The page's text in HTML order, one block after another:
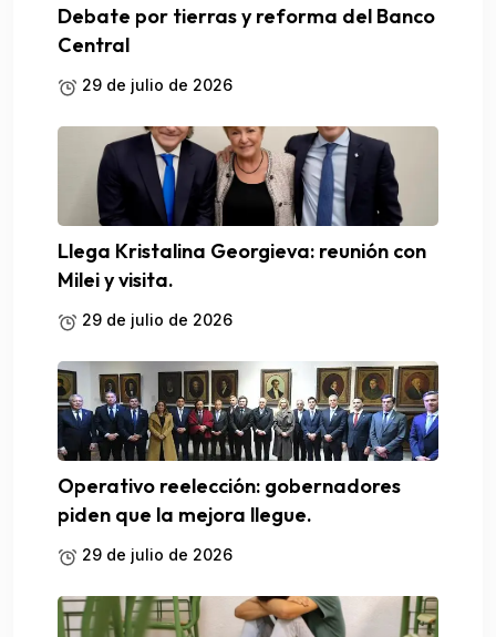
Debate por tierras y reforma del Banco
Central
29 de julio de 2026
Llega Kristalina Georgieva: reunión con
Milei y visita.
29 de julio de 2026
Operativo reelección: gobernadores
piden que la mejora llegue.
29 de julio de 2026